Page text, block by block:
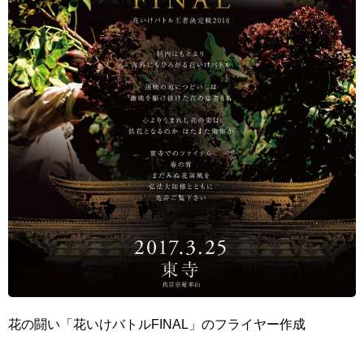
花の闘い「花いけバトルFINAL」のフライヤー作成